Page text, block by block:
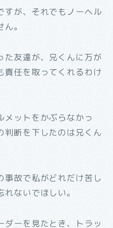
すが、それでもノーヘル
。
た友達が、兄くんに万が
責任を取ってくれるわけ
メットをかぶらなかっ
判断を下したのは兄くん
事故で私がどれだけ苦し
ないでほしい。
ダーを見たとき、トラッ